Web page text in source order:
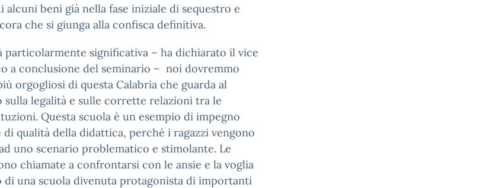
alcuni beni già nella fase iniziale di sequestro e
che si giunga alla confisca definitiva.
particolarmente significativa – ha dichiarato il vice
a conclusione del seminario – noi dovremmo
orgogliosi di questa Calabria che guarda al
legalità e sulle corrette relazioni tra le
Questa scuola è un esempio di impegno
di qualità della didattica, perché i ragazzi vengono
uno scenario problematico e stimolante. Le
chiamate a confrontarsi con le ansie e la voglia
di una scuola divenuta protagonista di importanti